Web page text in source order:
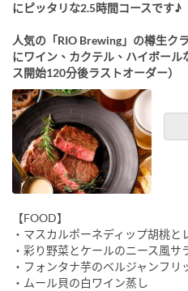
にピッタリな2.5時間コースです♪
人気の「RIO Brewing」の樽生ク
にワイン、カクテル、ハイボー
ス開始120分後ラストオーダー）
【FOOD】
・マスカルポーネディップ胡桃と
・彩り野菜とケールのニース風サ
・フォンタナ芋のベルジャンフリ
・ムール貝の白ワイン蒸し